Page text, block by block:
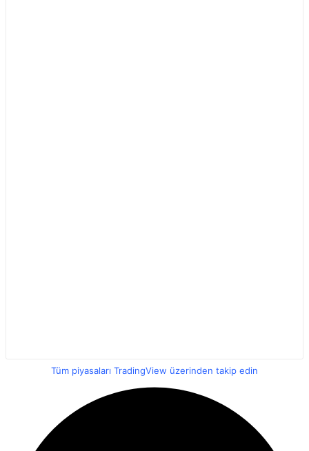
Tüm piyasaları TradingView üzerinden takip edin